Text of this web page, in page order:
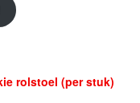
rolstoel (per stuk)